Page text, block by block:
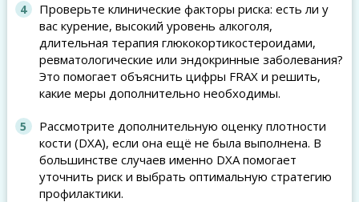
Проверьте клинические факторы риска: есть ли у
вас курение, высокий уровень алкоголя,
длительная терапия глюкокортикостероидами,
ревматологические или эндокринные заболевания?
Это помогает объяснить цифры FRAX и решить,
какие меры дополнительно необходимы.
Рассмотрите дополнительную оценку плотности
кости (DXA), если она ещё не была выполнена. В
большинстве случаев именно DXA помогает
уточнить риск и выбрать оптимальную стратегию
профилактики.